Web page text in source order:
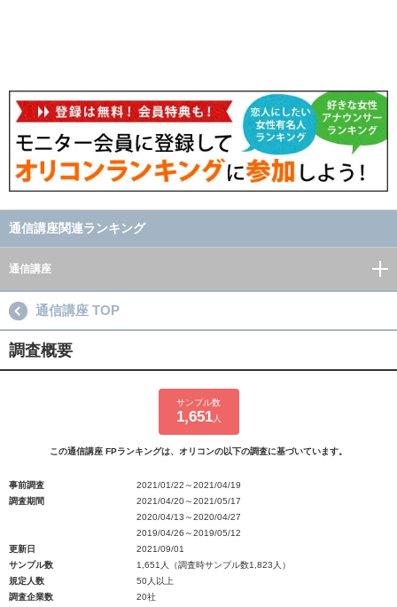
通信講座関連ランキング
通信講座
通信講座 TOP
調査概要
サンプル数
1,651人
この通信講座 FPランキングは、オリコンの以下の調査に基づいています。
事前調査
2021/01/22～2021/04/19
調査期間
2021/04/20～2021/05/17
2020/04/13～2020/04/27
2019/04/26～2019/05/12
更新日
2021/09/01
サンプル数
1,651人（調査時サンプル数1,823人）
規定人数
50人以上
調査企業数
20社